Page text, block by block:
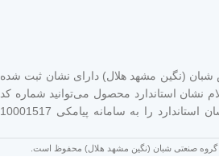
(نگین مشهد هلال) دارای نشان ثبت شده
نشان استاندارد محصول می‌توانید شماره کد
9 رقمی درج شده در پایین نشان استاندارد را به سامانه پیامکی 10001517
گروه صنعتی شبان (نگین مشهد هلال) محفوظ است.